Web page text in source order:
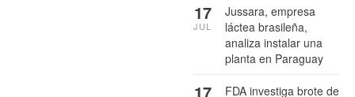
Jussara, empresa
láctea brasileña,
analiza instalar una
planta en Paraguay
17
JUL
FDA investiga brote de
17